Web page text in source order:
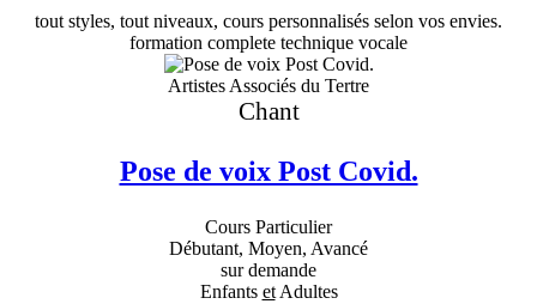
tout styles, tout niveaux, cours personnalisés selon vos envies.
formation complete technique vocale
Artistes Associés du Tertre
Chant
Pose de voix Post Covid.
Cours Particulier
Débutant, Moyen, Avancé
sur demande
Enfants etAdultes